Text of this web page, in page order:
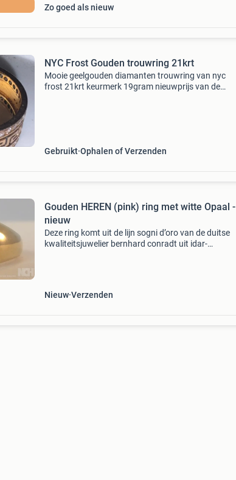
Zo goed als nieuw
NYC Frost Gouden trouwring 21krt
Mooie geelgouden diamanten trouwring van nyc
frost 21krt keurmerk 19gram nieuwprijs van de
Gebruikt Ophalen of Verzenden
Gouden HEREN (pink) ring met witte Opaal -
nieuw
Deze ring komt uit de lijn sogni d’oro van de duitse
kwaliteitsjuwelier bernhard conradt uit idar-
Nieuw Verzenden